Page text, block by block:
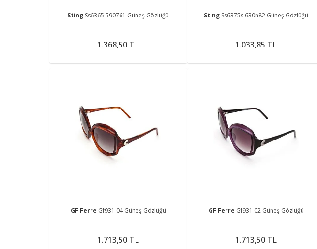
Sting Ss6365 590761 Güneş Gözlüğü
1.368,50 TL
Sting Ss6375s 630n82 Güneş Gözlüğü
1.033,85 TL
GF Ferre Gf931 04 Güneş Gözlüğü
1.713,50 TL
GF Ferre Gf931 02 Güneş Gözlüğü
1.713,50 TL